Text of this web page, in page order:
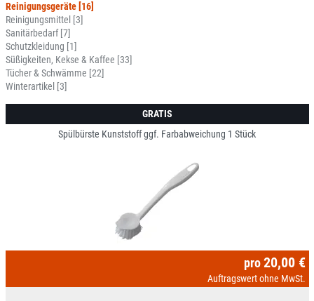
Reinigungsgeräte [16]
Reinigungsmittel [3]
Sanitärbedarf [7]
Schutzkleidung [1]
Süßigkeiten, Kekse & Kaffee [33]
Tücher & Schwämme [22]
Winterartikel [3]
GRATIS
Spülbürste Kunststoff ggf. Farbabweichung 1 Stück
pro 20,00 €
Auftragswert ohne MwSt.